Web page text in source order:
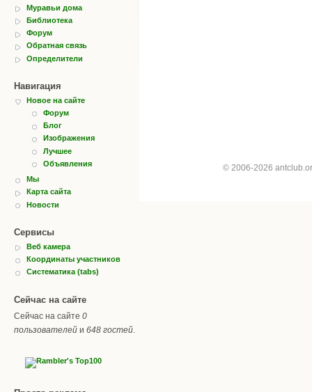
Муравьи дома
Библиотека
Форум
Обратная связь
Определители
Навигация
Новое на сайте
Форум
Блог
Изображения
Лучшее
Объявления
Мы
Карта сайта
Новости
Сервисы
Веб камера
Координаты участников
Систематика (tabs)
Сейчас на сайте
Сейчас на сайте 0
пользователей и 648 гостей
© 2006-2026